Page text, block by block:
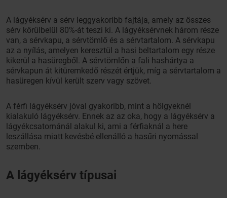
A lágyéksérv a sérv leggyakoribb fajtája, amely az összes
sérv körülbelül 80%-át teszi ki. A lágyéksérvnek három része
van, a sérvkapu, a sérvtömlő és a sérvtartalom. A sérvkapu
az a nyílás, amelyen keresztül a hasi beltartalom egy része
kikerül a hasüregből. A sérvtömlőn a fali hashártya a
sérvkapun át kitüremkedő részét értjük, míg a sérvtartalom a
hasüregen kívül került szerv vagy szövet.
A férfi lágyéksérv jóval gyakoribb, mint a hölgyeknél
kialakuló lágyéksérv. Ennek az az oka, hogy a lágyéksérv a
lágyékcsatornánál alakul ki, ami a férfiaknál a here
leszállása miatt kevésbé ellenálló a hasűri nyomással
szemben.
A lágyéksérv típusai